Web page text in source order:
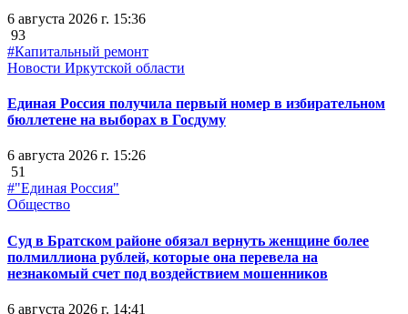
6 августа 2026 г. 15:36
93
#Капитальный ремонт
Новости Иркутской области
Единая Россия получила первый номер в избирательном
бюллетене на выборах в Госдуму
6 августа 2026 г. 15:26
51
#"Единая Россия"
Общество
Суд в Братском районе обязал вернуть женщине более
полмиллиона рублей, которые она перевела на
незнакомый счет под воздействием мошенников
6 августа 2026 г. 14:41